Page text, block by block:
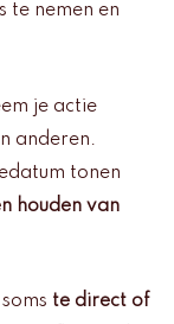
te nemen en
je actie
anderen.
tonen
houden van
te direct of